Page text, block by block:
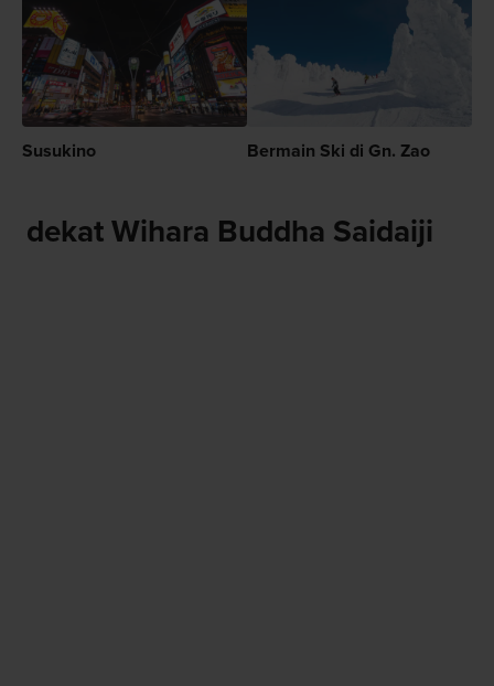
Susukino Bermain Ski di Gn. Zao
dekat Wihara Buddha Saidaiji